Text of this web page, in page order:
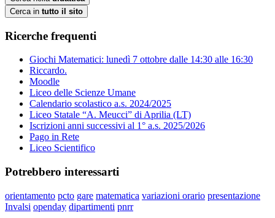
Cerca in tutto il sito
Ricerche frequenti
Giochi Matematici: lunedì 7 ottobre dalle 14:30 alle 16:30
Riccardo.
Moodle
Liceo delle Scienze Umane
Calendario scolastico a.s. 2024/2025
Liceo Statale “A. Meucci” di Aprilia (LT)
Iscrizioni anni successivi al 1° a.s. 2025/2026
Pago in Rete
Liceo Scientifico
Potrebbero interessarti
orientamento pcto gare matematica variazioni orario presentazione
Invalsi openday dipartimenti pnrr